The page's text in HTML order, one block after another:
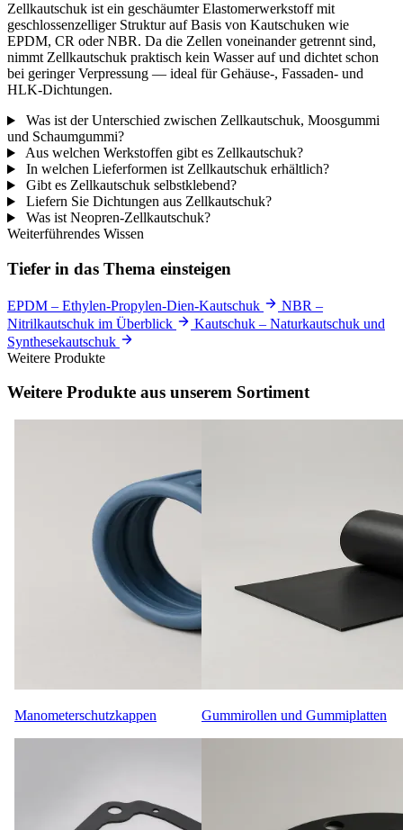
Zellkautschuk ist ein geschäumter Elastomerwerkstoff mit
geschlossenzelliger Struktur auf Basis von Kautschuken wie
EPDM, CR oder NBR. Da die Zellen voneinander getrennt sind,
nimmt Zellkautschuk praktisch kein Wasser auf und dichtet schon
bei geringer Verpressung — ideal für Gehäuse-, Fassaden- und
HLK-Dichtungen.
Was ist der Unterschied zwischen Zellkautschuk, Moosgummi
und Schaumgummi?
Aus welchen Werkstoffen gibt es Zellkautschuk?
In welchen Lieferformen ist Zellkautschuk erhältlich?
Gibt es Zellkautschuk selbstklebend?
Liefern Sie Dichtungen aus Zellkautschuk?
Was ist Neopren-Zellkautschuk?
Weiterführendes Wissen
Tiefer in das Thema einsteigen
EPDM – Ethylen-Propylen-Dien-Kautschuk
NBR –
Nitrilkautschuk im Überblick
Kautschuk – Naturkautschuk und
Synthesekautschuk
Weitere Produkte
Weitere Produkte aus unserem Sortiment
Manometerschutzkappen Gummirollen und Gummiplatten